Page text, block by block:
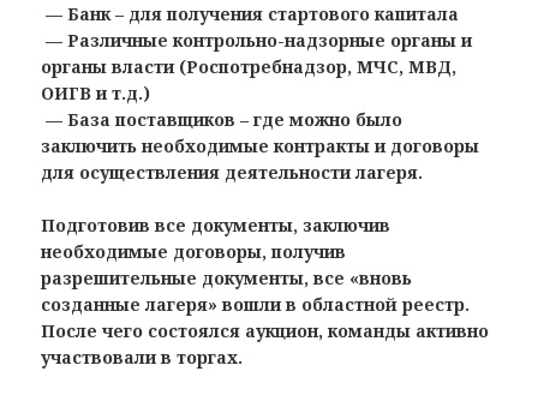
— Банк – для получения стартового капитала
— Различные контрольно-надзорные органы и
органы власти (Роспотребнадзор, МЧС, МВД,
ОИГВ и т.д.)
— База поставщиков – где можно было
заключить необходимые контракты и договоры
для осуществления деятельности лагеря.
Подготовив все документы, заключив
необходимые договоры, получив
разрешительные документы, все «вновь
созданные лагеря» вошли в областной реестр.
После чего состоялся аукцион, команды активно
участвовали в торгах.